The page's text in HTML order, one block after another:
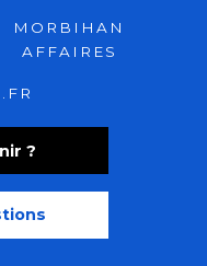
?
MORBIHAN
AFFAIRES